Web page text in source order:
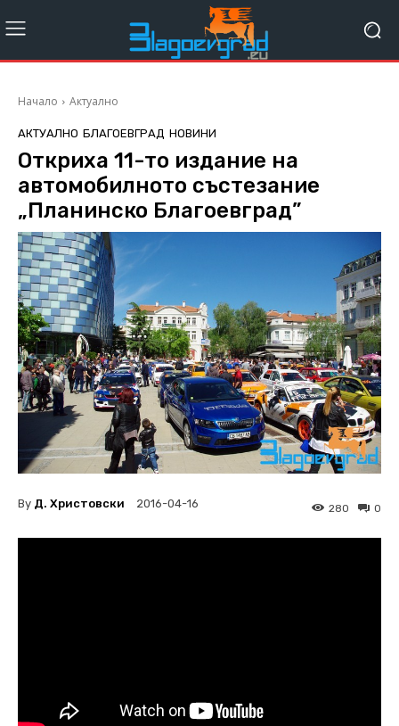
Начало Актуално
АКТУАЛНО БЛАГОЕВГРАД НОВИНИ
Откриха 11-то издание на
автомобилното състезание
„Планинско Благоевград”
By Д. Христовски 2016-04-16 0
280